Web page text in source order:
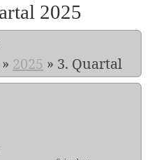
2025
» 2025 » 3. Quartal